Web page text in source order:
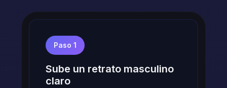
Paso 1
Sube un retrato masculino
claro